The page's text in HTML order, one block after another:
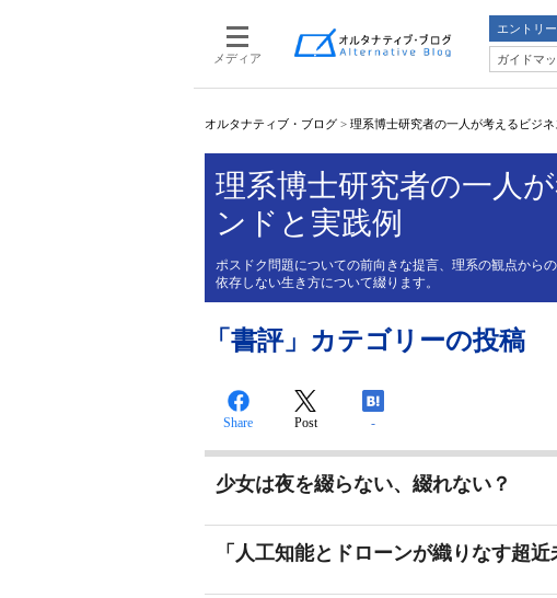
メディア
エントリ
ガイドマ
オルタナティブ・ブログ > 理系博士研究者の一人が考えるビジ
理系博士研究者の一人
ンドと実践例
ポスドク問題についての前向きな提言、理系の観点から
依存しない生き方について綴ります。
「書評」カテゴリーの投稿
Share Post -
少女は夜を綴らない、綴れない？
「人工知能とドローンが織りなす超近